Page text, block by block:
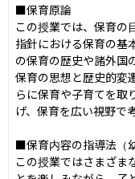
■保育原論
この授業では、保育の
指針における保育の基
の保育の歴史や諸外国
保育の思想と歴史的変
らに保育や子育てを取
げ、保育を広い視野で
■保育内容の指導法（
この授業ではさまざま